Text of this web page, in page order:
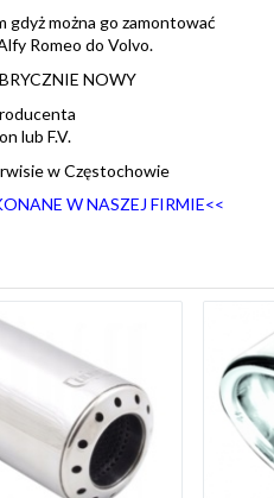
gdyż można go zamontować
Romeo do Volvo.
NOWY
lub F.V.
w Częstochowie
W NASZEJ FIRMIE<<